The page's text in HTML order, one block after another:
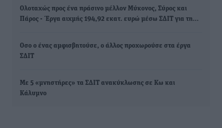
Ολοταχώς προς ένα πράσινο μέλλον Μύκονος, Σύρος και
Πάρος - Έργα αιχμής 194,92 εκατ. ευρώ μέσω ΣΔΙΤ για τη…
Οσο ο ένας αμφισβητούσε, ο άλλος προχωρούσε στα έργα
ΣΔΙΤ
Με 5 «μνηστήρες» τα ΣΔΙΤ ανακύκλωσης σε Κω και
Κάλυμνο